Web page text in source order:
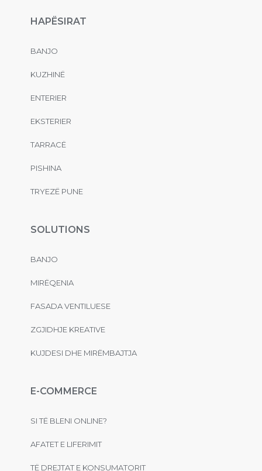
HAPËSIRAT
BANJO
KUZHINË
ENTERIER
EKSTERIER
TARRACË
PISHINA
TRYEZË PUNE
SOLUTIONS
BANJO
MIRËQENIA
FASADA VENTILUESE
ZGJIDHJE KREATIVE
KUJDESI DHE MIRËMBAJTJA
E-COMMERCE
SI TË BLENI ONLINE?
AFATET E LIFERIMIT
TË DREJTAT E KONSUMATORIT